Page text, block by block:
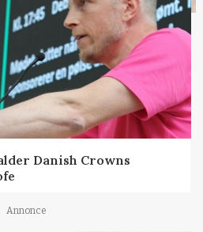
Danish Crowns
Annonce